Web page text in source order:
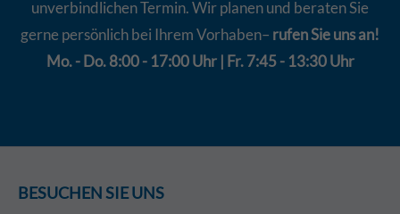
unverbindlichen Termin. Wir planen und beraten Sie
gerne persönlich bei Ihrem Vorhaben– rufen Sie uns an!
Mo. - Do. 8:00 - 17:00 Uhr | Fr. 7:45 - 13:30 Uhr
BESUCHEN SIE UNS